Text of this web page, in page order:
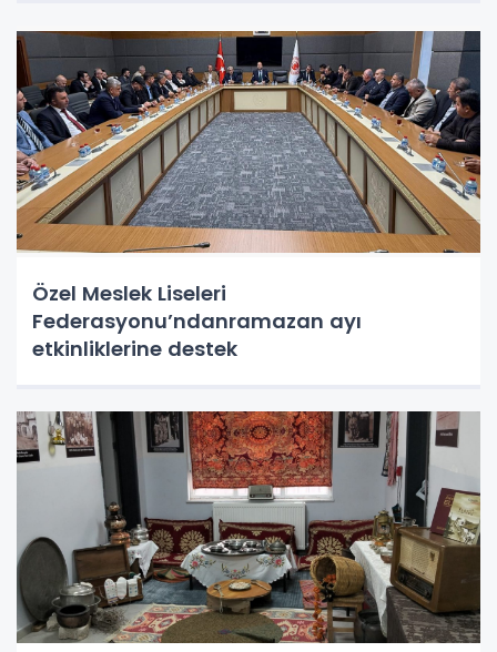
Özel Meslek Liseleri
Federasyonu’ndanramazan ayı
etkinliklerine destek